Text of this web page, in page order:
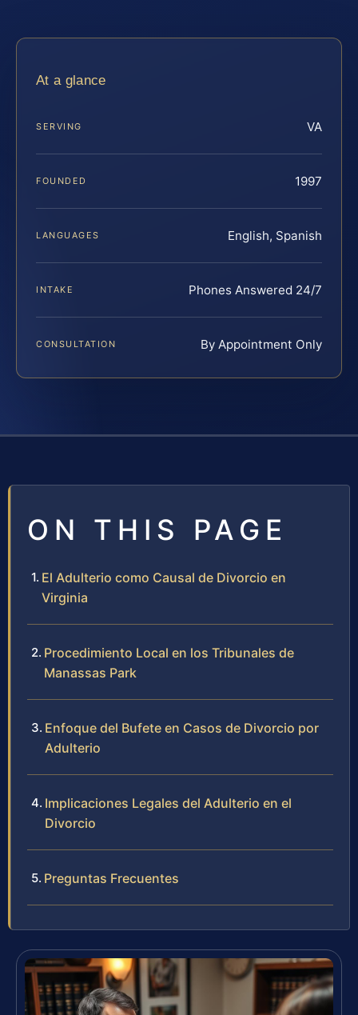
At a glance
SERVING VA
FOUNDED 1997
LANGUAGES English, Spanish
INTAKE Phones Answered 24/7
CONSULTATION By Appointment Only
ON THIS PAGE
El Adulterio como Causal de Divorcio en
Virginia
Procedimiento Local en los Tribunales de
Manassas Park
Enfoque del Bufete en Casos de Divorcio por
Adulterio
Implicaciones Legales del Adulterio en el
Divorcio
Preguntas Frecuentes